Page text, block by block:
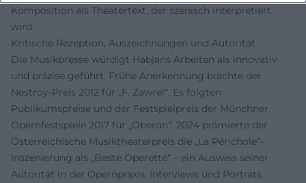
Komposition als Theatertext, der szenisch interpretiert
wird.
Kritische Rezeption, Auszeichnungen und Autorität
Die Musikpresse würdigt Habjans Arbeiten als innovativ
und präzise geführt. Frühe Anerkennung brachte der
Nestroy-Preis 2012 für „F. Zawrel“. Es folgten
Publikumspreise und der Festspielpreis der Münchner
Opernfestspiele 2017 für „Oberon“. 2024 prämierte der
Österreichische Musiktheaterpreis die „La Périchole“-
Inszenierung als „Beste Operette“ – ein Ausweis seiner
Autorität in der Opernpraxis. Interviews und Porträts